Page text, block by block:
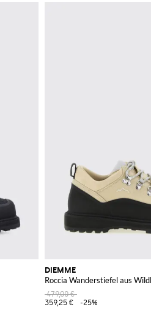
DIEMME
Roccia Wanderstiefel aus
479,00 €
359,25 €
-25%